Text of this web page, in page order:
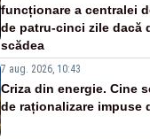
funcționare a centralei
de patru-cinci zile dacă
scădea
7 aug. 2026, 10:43
Criza din energie. Cine
de raționalizare impuse